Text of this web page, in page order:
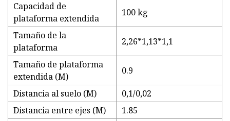
Capacidad de
plataforma extendida
100 kg
Tamaño de la
plataforma
2,26*1,13*1,1
Tamaño de plataforma
extendida (M)
0.9
Distancia al suelo (M)
0,1/0,02
Distancia entre ejes (M)
1.85